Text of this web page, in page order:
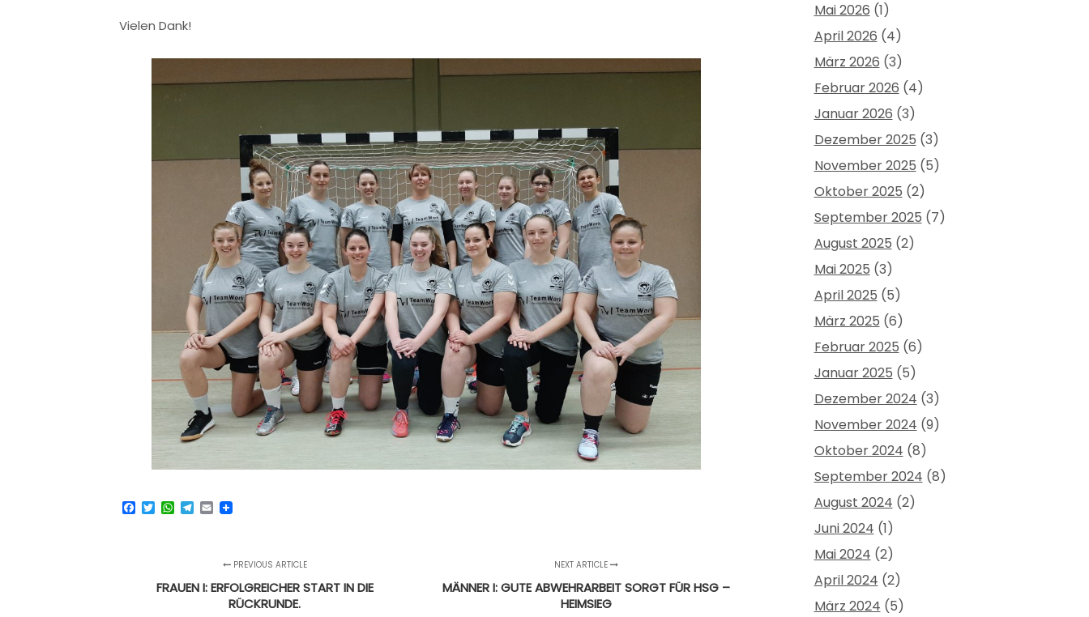
Vielen Dank!
Facebook
TwitterWhatsApp
Telegram
Email
PREVIOUS ARTICLE
FRAUEN I: ERFOLGREICHER START IN DIE
RÜCKRUNDE.
NEXT ARTICLE
MÄNNER I: GUTE ABWEHRARBEIT SORGT FÜR HSG –
HEIMSIEG
Mai 2026 (1)
April 2026 (4)
März 2026 (3)
Februar 2026 (4)
Januar 2026 (3)
Dezember 2025 (3)
November 2025 (5)
Oktober 2025 (2)
September 2025 (7)
August 2025 (2)
Mai 2025 (3)
April 2025 (5)
März 2025 (6)
Februar 2025 (6)
Januar 2025 (5)
Dezember 2024 (3)
November 2024 (9)
Oktober 2024 (8)
September 2024 (8)
August 2024 (2)
Juni 2024 (1)
Mai 2024 (2)
April 2024 (2)
März 2024 (5)